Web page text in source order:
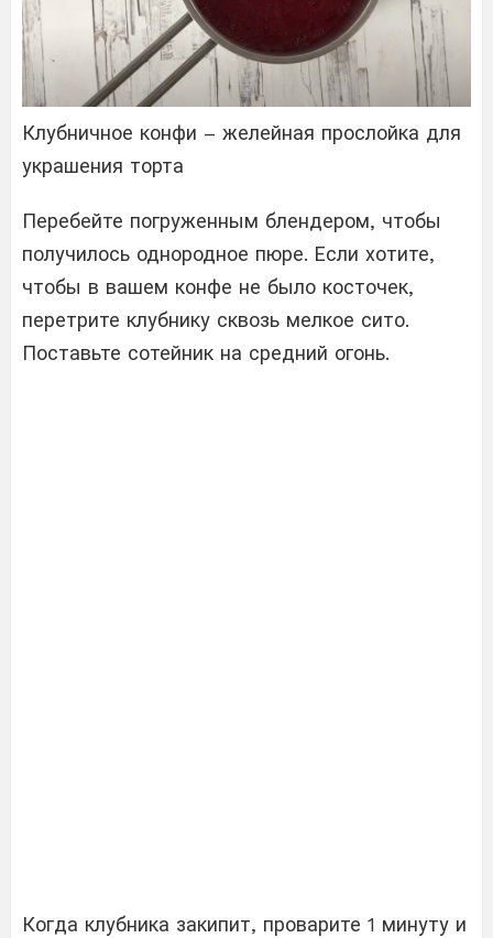
Клубничное конфи – желейная прослойка для
украшения торта
Перебейте погруженным блендером, чтобы
получилось однородное пюре. Если хотите,
чтобы в вашем конфе не было косточек,
перетрите клубнику сквозь мелкое сито.
Поставьте сотейник на средний огонь.
Когда клубника закипит, проварите 1 минуту и